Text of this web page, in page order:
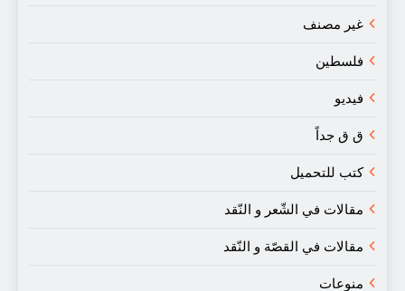
غير مصنف
فلسطين
فيديو
ق ق جداً
كتب للتحميل
مقالات في الشّعر و النّقد
مقالات في القصّة و النّقد
منوعات